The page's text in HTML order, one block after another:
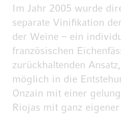
Im Jahr 2005 wurde
separate Vinifikation
der Weine – ein
französischen
zurückhaltenden
möglich in die
Onzain mit einer
Riojas mit ganz